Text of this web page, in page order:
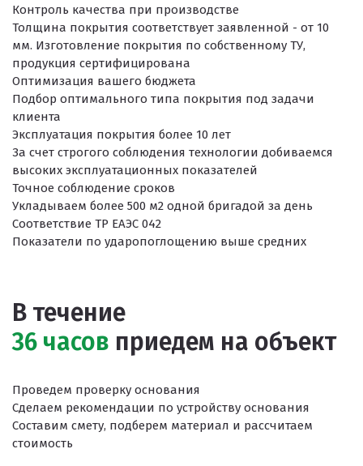
Контроль качества при производстве
Толщина покрытия соответствует заявленной - от 10
мм. Изготовление покрытия по собственному ТУ,
продукция сертифицирована
Оптимизация вашего бюджета
Подбор оптимального типа покрытия под задачи
клиента
Эксплуатация покрытия более 10 лет
За счет строгого соблюдения технологии добиваемся
высоких эксплуатационных показателей
Точное соблюдение сроков
Укладываем более 500 м2 одной бригадой за день
Соответствие ТР ЕАЭС 042
Показатели по ударопоглощению выше средних
В течение
36 часов приедем на объект
Проведем проверку основания
Сделаем рекомендации по устройству основания
Составим смету, подберем материал и рассчитаем
стоимость